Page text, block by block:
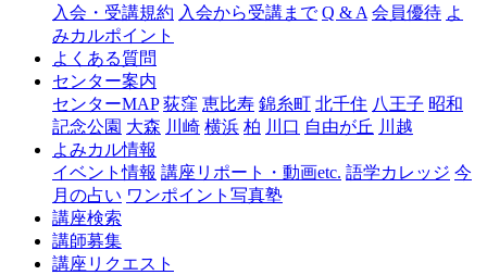
ャ
浜
入会・受講規約 入会から受講まで Q & A 会員優待 よ
みカルポイント
よくある質問
センター案内
センターMAP 荻窪 恵比寿 錦糸町 北千住 八王子 昭和
記念公園 大森 川崎 横浜 柏 川口 自由が丘 川越
よみカル情報
イベント情報 講座リポート・動画etc. 語学カレッジ 今
月の占い ワンポイント写真塾
講座検索
講師募集
講座リクエスト